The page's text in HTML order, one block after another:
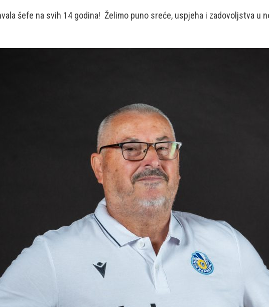
šefe na svih 14 godina! Želimo puno sreće, uspjeha i zadovoljstva u